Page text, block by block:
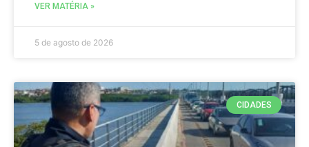
VER MATÉRIA »
5 de agosto de 2026
CIDADES